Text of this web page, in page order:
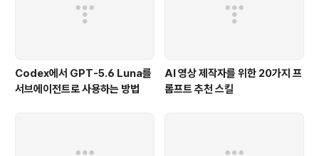
모델에게 넣는다.모델이 또 다..
Codex에서 GPT-5.6 Luna를
서브에이전트로 사용하는 방법
AI 영상 제작자를 위한 20가지 프
롬프트 추천 스킬